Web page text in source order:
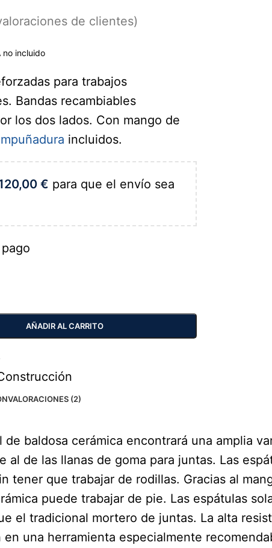
de clientes)
no incluido
para trabajos
Bandas recambiables
los dos lados. Con mango de
incluidos.
€ para que el envío sea
AÑADIR AL CARRITO
VALORACIONES (2)
baldosa cerámica encontrará una amplia
de las llanas de goma para juntas. Las
que trabajar de rodillas. Gracias al
puede trabajar de pie. Las espátulas
el tradicional mortero de juntas. La alta
una herramienta especialmente